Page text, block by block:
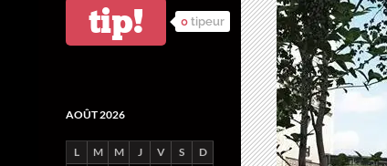
tip! 0 tipeur
AOÛT 2026
L M M J V S
D